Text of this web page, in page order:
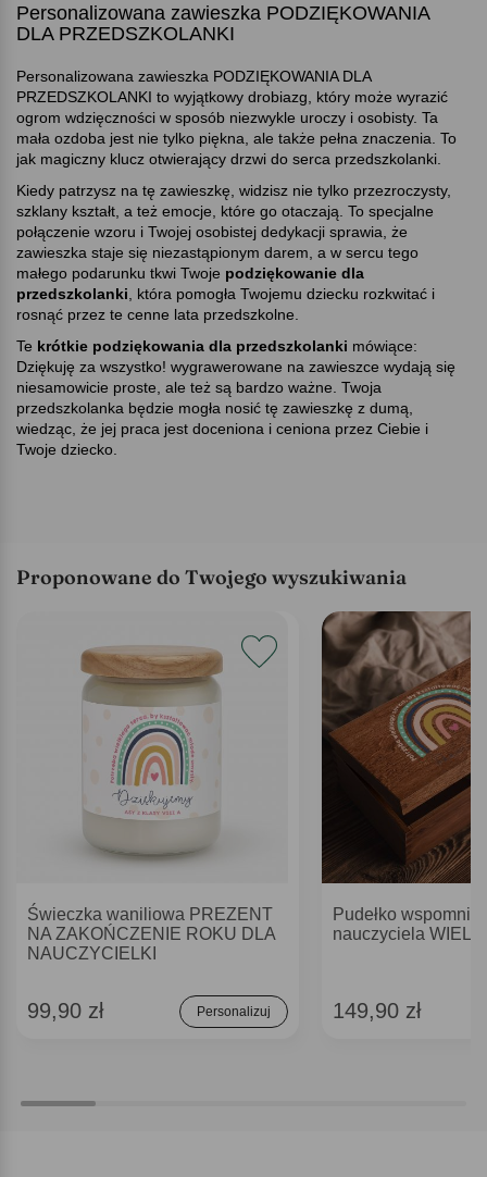
Personalizowana zawieszka PODZIĘKOWANIA
DLA PRZEDSZKOLANKI
Personalizowana zawieszka PODZIĘKOWANIA DLA
PRZEDSZKOLANKI to wyjątkowy drobiazg, który może wyrazić
ogrom wdzięczności w sposób niezwykle uroczy i osobisty. Ta
mała ozdoba jest nie tylko piękna, ale także pełna znaczenia. To
jak magiczny klucz otwierający drzwi do serca przedszkolanki.
Kiedy patrzysz na tę zawieszkę, widzisz nie tylko przezroczysty,
szklany kształt, a też emocje, które go otaczają. To specjalne
połączenie wzoru i Twojej osobistej dedykacji sprawia, że
zawieszka staje się niezastąpionym darem, a w sercu tego
małego podarunku tkwi Twoje podziękowanie dla
przedszkolanki , która pomogła Twojemu dziecku rozkwitać i
rosnąć przez te cenne lata przedszkolne.
Te krótkie podziękowania dla przedszkolanki mówiące:
Dziękuję za wszystko! wygrawerowane na zawieszce wydają się
niesamowicie proste, ale też są bardzo ważne. Twoja
przedszkolanka będzie mogła nosić tę zawieszkę z dumą,
wiedząc, że jej praca jest doceniona i ceniona przez Ciebie i
Twoje dziecko.
Proponowane do Twojego wyszukiwania
Świeczka waniliowa PREZENT
NA ZAKOŃCZENIE ROKU DLA
NAUCZYCIELKI
99,90 zł Personalizuj
Pudełko
nauczyciela
149,90 zł